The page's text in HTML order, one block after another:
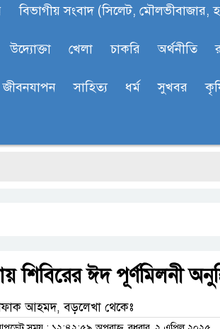
বিভাগীয় সংবাদ (সিলেট, মৌলভীবাজার,
উদ্যোক্তা খেলা চাকরি অর্থনীতি
জীবনযাপন সাহিত‍্য ধর্ম সুখবর
শিবিরের ঈদ পূর্ণমিলনী
আহমদ, বড়লেখা থেকেঃ